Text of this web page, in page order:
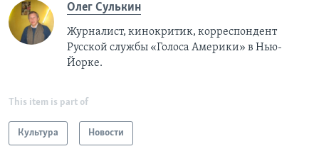
Олег Сулькин
Журналист, кинокритик, корреспондент
Русской службы «Голоса Америки» в Нью-
Йорке.
This item is part of
Культура Новости